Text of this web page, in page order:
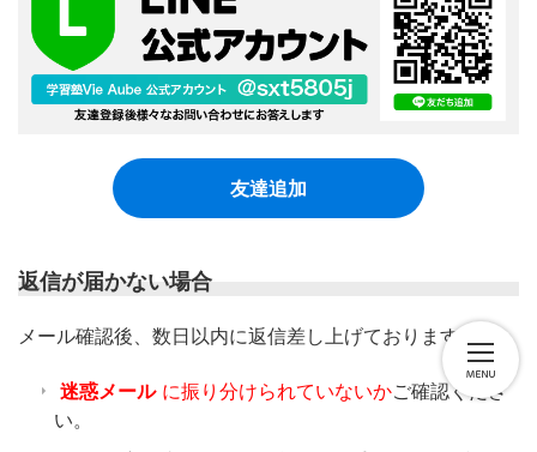
友達追加
返信が届かない場合
​メール確認後、数日以内に返信差し上げております。
迷惑メール に振り分けられていないかご確認くださ
い。